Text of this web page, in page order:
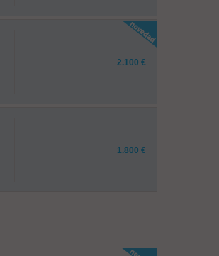
2.100 €
1.800 €